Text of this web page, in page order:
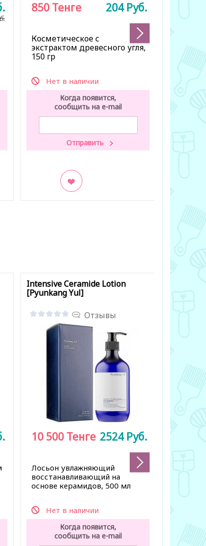
Косметическое с
экстрактом древесного угля,
150 гр
Нет в наличии
850 Тенге 204 Руб.
Когда появится,
сообщить на e-mail
Intensive Ceramide Lotion
[Pyunkang Yul]
Отзывы
Лосьон увлажняющий
восстанавливающий на
основе керамидов, 500 мл
Нет в наличии
10 500 Тенге 2524 Руб.
Когда появится,
сообщить на e-mail